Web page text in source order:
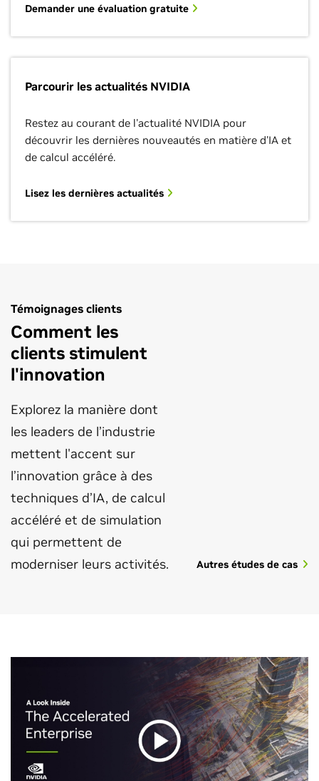
Demander une évaluation gratuite
Parcourir les actualités NVIDIA
Restez au courant de l'actualité NVIDIA pour
découvrir les dernières nouveautés en matière d'IA et
de calcul accéléré.
Lisez les dernières actualités
Témoignages clients
Comment les
clients stimulent
l'innovation
Explorez la manière dont
les leaders de l’industrie
mettent l'accent sur
l’innovation grâce à des
techniques d’IA, de calcul
accéléré et de simulation
qui permettent de
moderniser leurs activités.
Autres études de cas